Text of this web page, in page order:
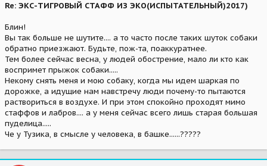
Re: ЭКС-ТИГРОВЫЙ СТАФФ ИЗ ЭКО(ИСПЫТАТЕЛЬНЫЙ)2017)
Блин!
Вы так больше не шутите.... а то часто после таких шуток собаки
обратно приезжают. Будьте, пож-та, поаккуратнее.
Тем более сейчас весна, у людей обострение, мало ли кто как
воспримет прыжок собаки.....
Некому снять меня и мою собаку, когда мы идем шаркая по
дорожке, а идущие нам навстречу люди почему-то пытаются
раствориться в воздухе. И при этом спокойно проходят мимо
стаффов и лабров.... а у меня сейчас всего лишь старая большая
пуделица.....
Че у Тузика, в смысле у человека, в башке......?????